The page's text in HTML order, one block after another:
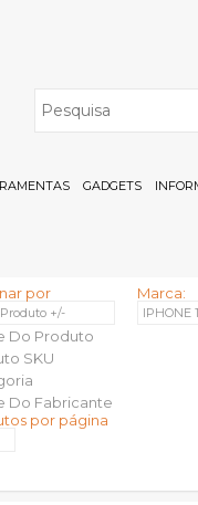
GADGETS
por
+/-
Do Produto
SKU
Do Fabricante
Marca:
IPHONE
por página